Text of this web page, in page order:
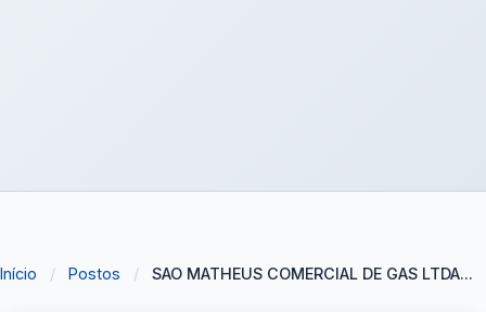
Início / Postos / SAO MATHEUS COMERCIAL DE GAS LTDA...